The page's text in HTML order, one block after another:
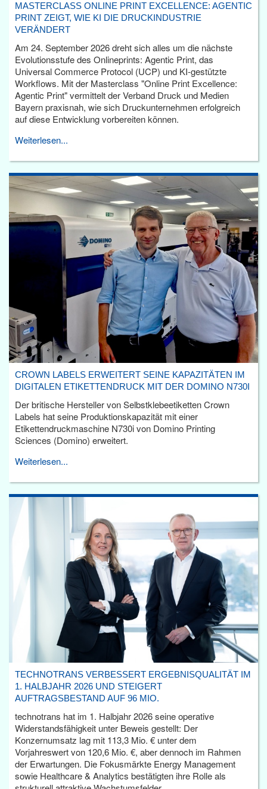
MASTERCLASS ONLINE PRINT EXCELLENCE: AGENTIC
PRINT ZEIGT, WIE KI DIE DRUCKINDUSTRIE
VERÄNDERT
Am 24. September 2026 dreht sich alles um die nächste
Evolutionsstufe des Onlineprints: Agentic Print, das
Universal Commerce Protocol (UCP) und KI-gestützte
Workflows. Mit der Masterclass "Online Print Excellence:
Agentic Print" vermittelt der Verband Druck und Medien
Bayern praxisnah, wie sich Druckunternehmen erfolgreich
auf diese Entwicklung vorbereiten können.
Weiterlesen...
CROWN LABELS ERWEITERT SEINE KAPAZITÄTEN IM
DIGITALEN ETIKETTENDRUCK MIT DER DOMINO N730I
Der britische Hersteller von Selbstklebeetiketten Crown
Labels hat seine Produktionskapazität mit einer
Etikettendruckmaschine N730i von Domino Printing
Sciences (Domino) erweitert.
Weiterlesen...
TECHNOTRANS VERBESSERT ERGEBNISQUALITÄT IM
1. HALBJAHR 2026 UND STEIGERT
AUFTRAGSBESTAND AUF 96 MIO.
technotrans hat im 1. Halbjahr 2026 seine operative
Widerstandsfähigkeit unter Beweis gestellt: Der
Konzernumsatz lag mit 113,3 Mio. € unter dem
Vorjahreswert von 120,6 Mio. €, aber dennoch im Rahmen
der Erwartungen. Die Fokusmärkte Energy Management
sowie Healthcare & Analytics bestätigten ihre Rolle als